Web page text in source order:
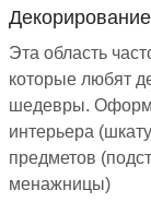
Эта область
которые любят
шедевры.
интерьера
предметов
менажницы)